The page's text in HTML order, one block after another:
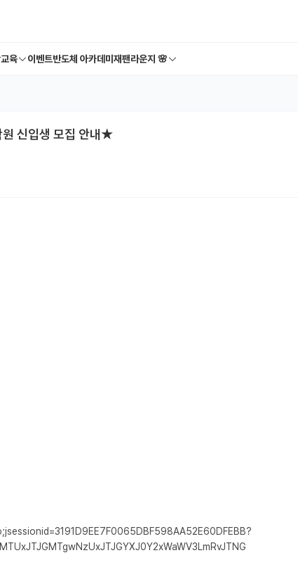
육 이벤트반도체 아카데미 재팬라운지 🌸
신입생 모집 안내★